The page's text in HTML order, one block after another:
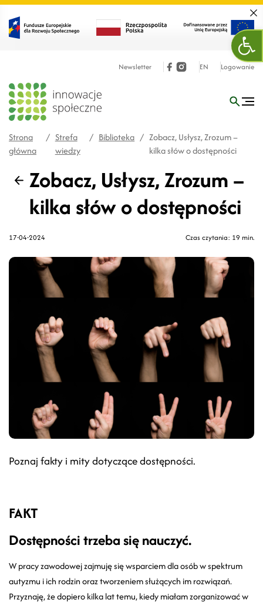
Newsletter EN Logowanie
Strona
główna
/ Strefa
wiedzy
/ Biblioteka / Zobacz, Usłysz, Zrozum –
kilka słów o dostępności
Wstecz
Zobacz, Usłysz, Zrozum –
kilka słów o dostępności
17-04-2024 Czas czytania: 19 min.
Poznaj fakty i mity dotyczące dostępności.
FAKT
Dostępności trzeba się nauczyć.
W pracy zawodowej zajmuję się wsparciem dla osób w spektrum
autyzmu i ich rodzin oraz tworzeniem służących im rozwiązań.
Przyznaję, że dopiero kilka lat temu, kiedy miałam zorganizować w